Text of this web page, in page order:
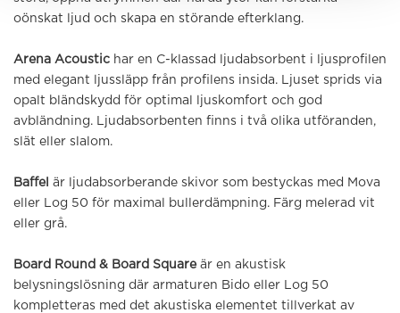
oönskat ljud och skapa en störande efterklang.
Arena Acoustic har en C-klassad ljudabsorbent i ljusprofilen
med elegant ljussläpp från profilens insida. Ljuset sprids via
opalt bländskydd för optimal ljuskomfort och god
avbländning. Ljudabsorbenten finns i två olika utföranden,
slät eller slalom.
Baffel är ljudabsorberande skivor som bestyckas med Mova
eller Log 50 för maximal bullerdämpning. Färg melerad vit
eller grå.
Board Round & Board Squareär en akustisk
belysningslösning där armaturen Bido eller Log 50
kompletteras med det akustiska elementet tillverkat av